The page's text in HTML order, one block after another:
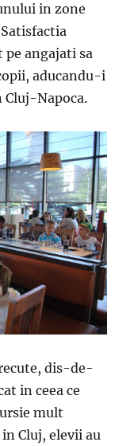
in zone
angajati sa
aducandu-i
Napoca.
dis-de-
in ceea ce
mult
Cluj, elevii au